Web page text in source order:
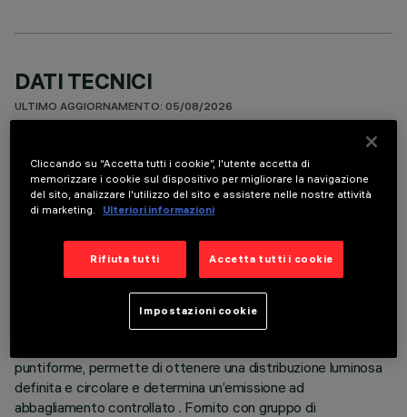
DATI TECNICI
ULTIMO AGGIORNAMENTO: 05/08/2026
Apparecchio rettangolare ad incasso con sorgenti LED. Vano
strutturale in lamiera di acciaio sagomata con faldina
luminose, realizzati in alluminio pressofuso e direzionabili
indipendentemente, permettono di indirizzare l’emissione con
alta definizione in termoplastico metallizzato, integrate in
posizione arretrata nello schermo antiabbagliamento nero; la
puntiforme, permette di ottenere una distribuzione luminosa
definita e circolare e determina un’emissione ad
abbagliamento controllato . Fornito con gruppo di
Cliccando su “Accetta tutti i cookie”, l'utente accetta di
memorizzare i cookie sul dispositivo per migliorare la navigazione
del sito, analizzare l'utilizzo del sito e assistere nelle nostre attività
di marketing.
Ulteriori informazioni
Rifiuta tutti Accetta tutti i cookie
Impostazioni cookie